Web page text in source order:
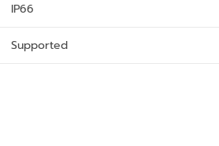
IP66
Supported